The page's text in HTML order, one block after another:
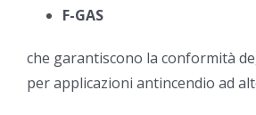
F-GAS
che garantiscono la conformità
per applicazioni antincendio ad